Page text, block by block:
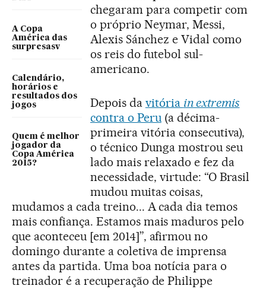
A Copa
América das
surpresasv
Calendário,
horários e
resultados dos
jogos
Quem é melhor
jogador da
Copa América
2015?
chegaram para competir com
o próprio Neymar, Messi,
Alexis Sánchez e Vidal como
os reis do futebol sul-
americano.
Depois da vitória in extremis
contra o Peru(a décima-
primeira vitória consecutiva),
o técnico Dunga mostrou seu
lado mais relaxado e fez da
necessidade, virtude: “O Brasil
mudou muitas coisas,
mudamos a cada treino... A cada dia temos
mais confiança. Estamos mais maduros pelo
que aconteceu [em 2014]”, afirmou no
domingo durante a coletiva de imprensa
antes da partida. Uma boa notícia para o
treinador é a recuperação de Philippe